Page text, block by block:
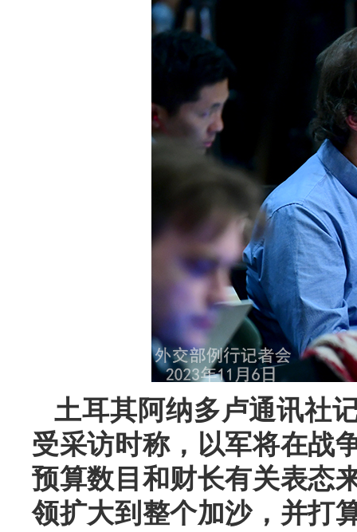
土耳其阿纳多卢通讯社
受采访时称，以军将在战
预算数目和财长有关表态
领扩大到整个加沙，并打